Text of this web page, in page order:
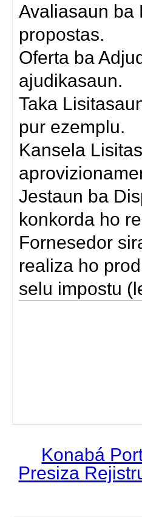
Avaliasaun ba
propostas.
Oferta ba
ajudikasaun.
Taka
pur ezemplu.
Kansela
Jestaun ba
konkorda ho
Fornesedor
realiza ho
selu impostu
Konabá
Presiza